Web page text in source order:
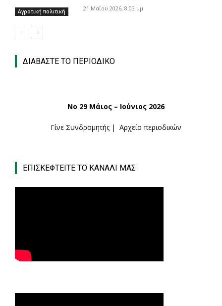
Αγροτική πολιτική 21 Μαΐου 2026, 8:03 μμ
ΔΙΑΒΑΣΤΕ ΤΟ ΠΕΡΙΟΔΙΚΟ
Νο 29 Μάιος – Ιούνιος 2026
Γίνε Συνδρομητής | Αρχείο περιοδικών
ΕΠΙΣΚΕΦΤΕΙΤΕ ΤΟ ΚΑΝΑΛΙ ΜΑΣ